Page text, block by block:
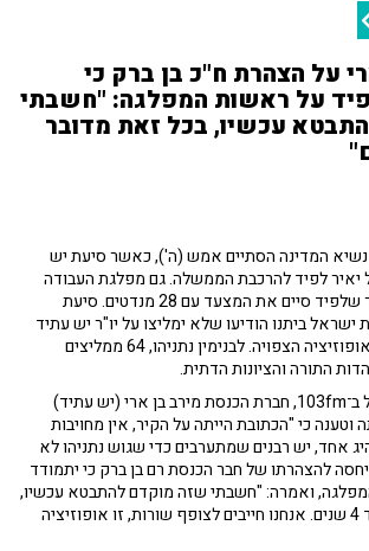
על הצהרת ח"כ בן ברק כי
על ראשות המפלגה: "חשבתי
עכשיו, בכל זאת מדובר
המדינה הסתיים אמש (ה'), כאשר סיעת יש
יאיר לפיד להרכבת הממשלה. גם מפלגת העבודה
הצטרפה להמלצתם, כך שלפיד סיים את המצעד עם 28 מנדטים. סיעת
ביתנו הודיעו שלא ימליצו על יו"ר יש עתיד
וכך גם שאר הסיעות באופוזיציה הצפויה. לבנימין נתניהו, 64 ממליצים
התורה והציונות הדתית.
בשיחה עם ניסים משעל ב־103fm, חברת הכנסת מירב בן ארי (יש עתיד)
כי "הכתובת הייתה על הקיר, אין מחויבות
אחד, יש רבנים שמתערבים כדי שגוש נתניהו לא
להצהרתו של חבר הכנסת רם בן ברק כי יתמודד
ואמרה: "חשבתי שזה מוקדם להתבטא עכשיו,
בכל זאת מדובר על עוד 4 שנים. אנחנו חייבים לצופף שורות, זו אופוזיציה